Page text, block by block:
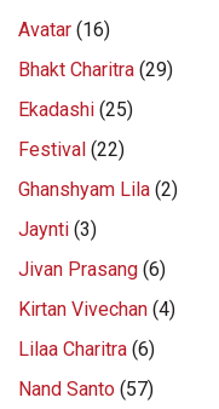
Avatar (16)
Bhakt Charitra (29)
Ekadashi (25)
Festival (22)
Ghanshyam Lila (2)
Jaynti (3)
Jivan Prasang (6)
Kirtan Vivechan (4)
Lilaa Charitra (6)
Nand Santo (57)